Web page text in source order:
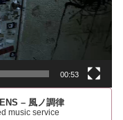
00:53
– 風ノ調律
music service